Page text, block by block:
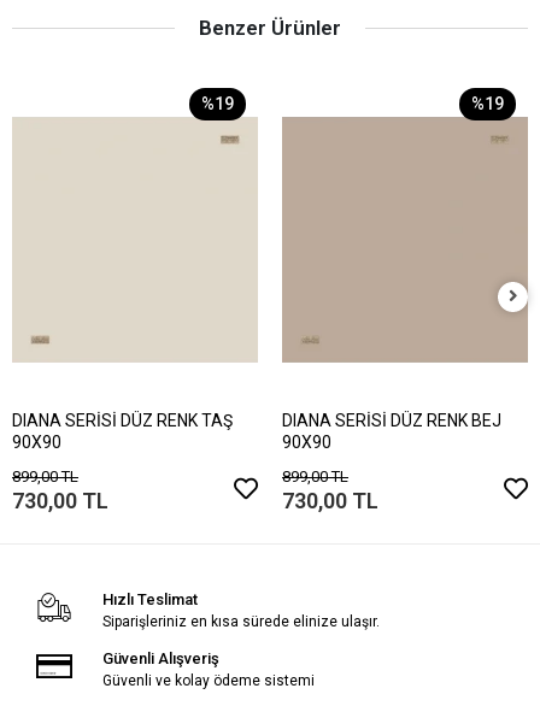
Benzer Ürünler
%19
DIANA SERİSİ DÜZ RENK TAŞ
90X90
899,00 TL
730,00 TL
%19
DIANA SERİSİ DÜZ RENK BEJ
90X90
899,00 TL
730,00 TL
Hızlı Teslimat
Siparişleriniz en kısa sürede elinize ulaşır.
Güvenli Alışveriş
Güvenli ve kolay ödeme sistemi